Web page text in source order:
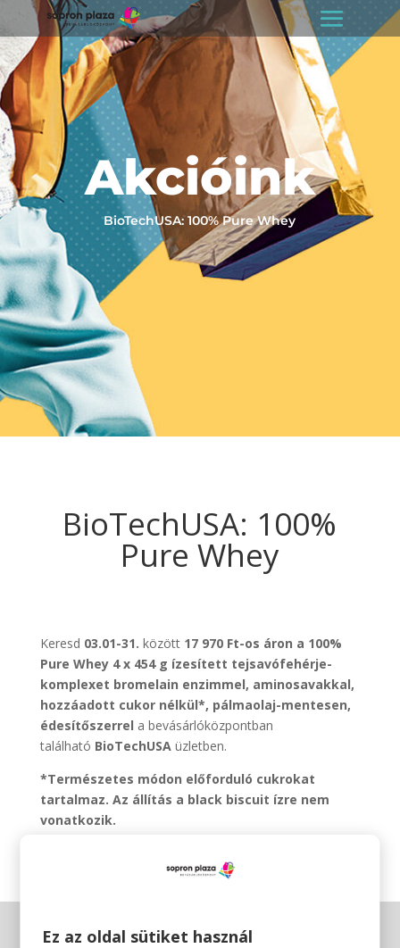
Akcióink
BioTechUSA: 100% Pure Whey
BioTechUSA: 100%
Pure Whey
Keresd 03.01-31. között17 970 Ft-os áron a 100%
Pure Whey 4 x 454 g ízesített tejsavófehérje-
komplexet bromelain enzimmel, aminosavakkal,
hozzáadott cukor nélkül*, pálmaolaj-mentesen,
édesítőszerrel a bevásárlóközpontban
található BioTechUSAüzletben.
*Természetes módon előforduló cukrokat
tartalmaz. Az állítás a black biscuit ízre nem
vonatkozik.
Ez az oldal sütiket használ